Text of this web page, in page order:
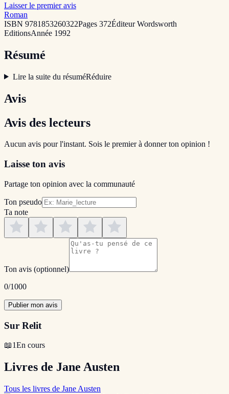
Laisser le premier avis
Roman
ISBN 9781853260322Pages 372ÉditeurWordsworth
EditionsAnnée 1992
Résumé
Lire la suite du résuméRéduire
Avis
Avis des lecteurs
Aucun avis pour l'instant. Sois le premier à donner ton opinion !
Laisse ton avis
Partage ton opinion avec la communauté
Ton pseudo
Ta note
Ton avis (optionnel)
0/1000
Publier mon avis
Sur Relit
📖1En cours
Livres de Jane Austen
Tous les livres de Jane Austen